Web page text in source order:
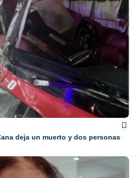
deja un muerto y dos personas